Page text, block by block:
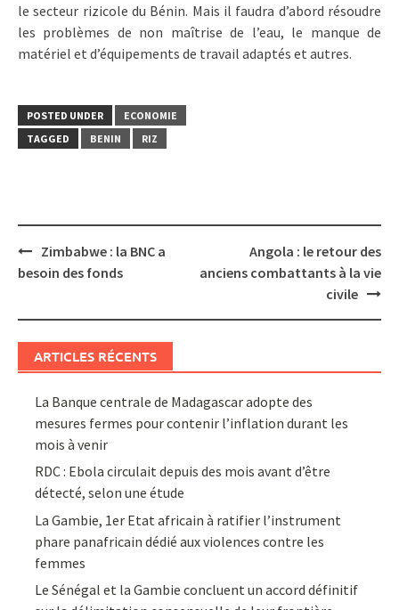
le secteur rizicole du Bénin. Mais il faudra d’abord résoudre
les problèmes de non maîtrise de l’eau, le manque de
matériel et d’équipements de travail adaptés et autres.
POSTED UNDER
ECONOMIE
TAGGED
BENIN RIZ
Post
navigation
Zimbabwe : la BNC a
besoin des fonds
Angola : le retour des
anciens combattants à la vie
civile
ARTICLES RÉCENTS
La Banque centrale de Madagascar adopte des
mesures fermes pour contenir l’inflation durant les
mois à venir
RDC : Ebola circulait depuis des mois avant d’être
détecté, selon une étude
La Gambie, 1er Etat africain à ratifier l’instrument
phare panafricain dédié aux violences contre les
femmes
Le Sénégal et la Gambie concluent un accord définitif